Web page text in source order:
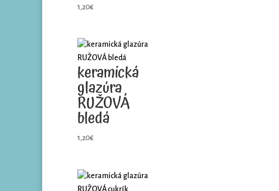
1,20€
keramická
glazúra
RUŽOVÁ
bledá
1,20€